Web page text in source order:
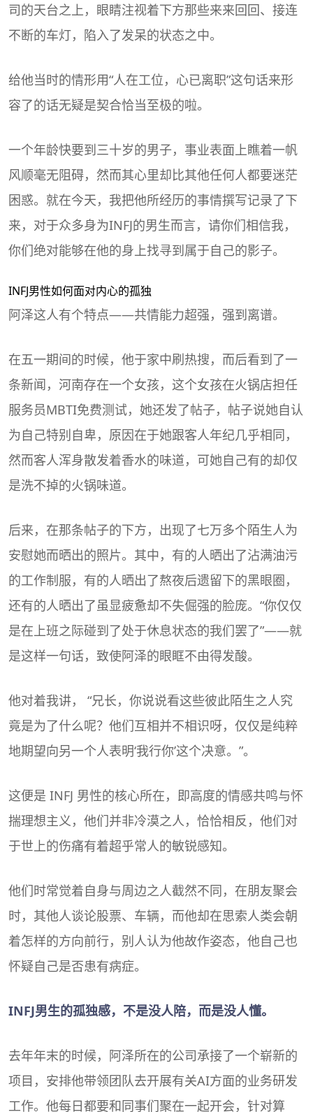
司的天台之上，眼睛注视着下方那些来来回回、接连
不断的车灯，陷入了发呆的状态之中。
给他当时的情形用“人在工位，心已离职”这句话来形
容了的话无疑是契合恰当至极的啦。
一个年龄快要到三十岁的男子，事业表面上瞧着一帆
风顺毫无阻碍，然而其心里却比其他任何人都要迷茫
困惑。就在今天，我把他所经历的事情撰写记录了下
来，对于众多身为INFJ的男生而言，请你们相信我，
你们绝对能够在他的身上找寻到属于自己的影子。
INFJ男性如何面对内心的孤独
阿泽这人有个特点——共情能力超强，强到离谱。
在五一期间的时候，他于家中刷热搜，而后看到了一
条新闻，河南存在一个女孩，这个女孩在火锅店担任
服务员MBTI免费测试，她还发了帖子，帖子说她自认
为自己特别自卑，原因在于她跟客人年纪几乎相同，
然而客人浑身散发着香水的味道，可她自己有的却仅
是洗不掉的火锅味道。
后来，在那条帖子的下方，出现了七万多个陌生人为
安慰她而晒出的照片。其中，有的人晒出了沾满油污
的工作制服，有的人晒出了熬夜后遗留下的黑眼圈，
还有的人晒出了虽显疲惫却不失倔强的脸庞。“你仅仅
是在上班之际碰到了处于休息状态的我们罢了”——就
是这样一句话，致使阿泽的眼眶不由得发酸。
他对着我讲， “兄长，你说说看这些彼此陌生之人究
竟是为了什么呢？他们互相并不相识呀，仅仅是纯粹
地期望向另一个人表明‘我行你’这个决意。”。
这便是 INFJ 男性的核心所在，即高度的情感共鸣与怀
揣理想主义 ，他们并非冷漠之人，恰恰相反，他们对
于世上的伤痛有着超乎常人的敏锐感知。
他们时常觉着自身与周边之人截然不同，在朋友聚会
时，其他人谈论股票、车辆，而他却在思索人类会朝
着怎样的方向前行，别人认为他故作姿态，他自己也
怀疑自己是否患有病症。
INFJ男生的孤独感，不是没人陪，而是没人懂。
去年年末的时候，阿泽所在的公司承接了一个崭新的
项目，安排他带领团队去开展有关AI方面的业务研发
工作。他每日都要和同事们聚在一起开会，针对算